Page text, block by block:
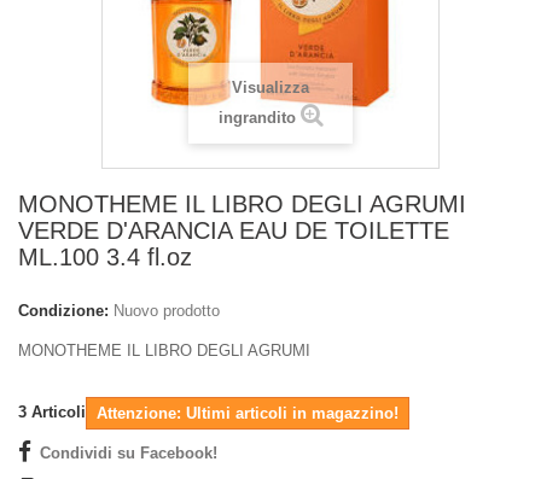
Visualizza
ingrandito
MONOTHEME IL LIBRO DEGLI AGRUMI
VERDE D'ARANCIA EAU DE TOILETTE
ML.100 3.4 fl.oz
Condizione: Nuovo prodotto
MONOTHEME IL LIBRO DEGLI AGRUMI
3 Articoli Attenzione: Ultimi articoli in magazzino!
Condividi su Facebook!